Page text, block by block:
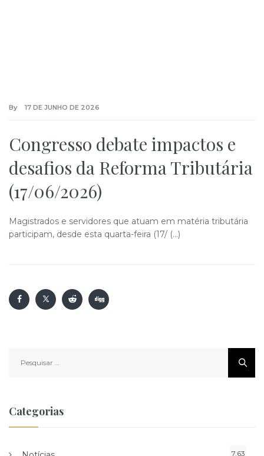
By 17 DE JUNHO DE 2026
Congresso debate impactos e
desafios da Reforma Tributária
(17/06/2026)
Magistrados e servidores que atuam em matéria tributária
participam, desde esta quarta-feira (17/ (…)
por:
Categorias
7.63